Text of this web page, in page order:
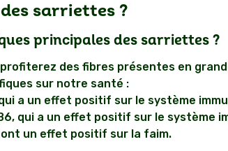
sarriettes ?
principales des sarriettes ?
des fibres présentes en
sur notre santé :
a un effet positif sur le système
qui a un effet positif sur le système
ont un effet positif sur la faim.